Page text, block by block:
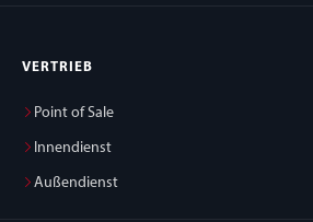
VERTRIEB
Point of Sale
Innendienst
Außendienst